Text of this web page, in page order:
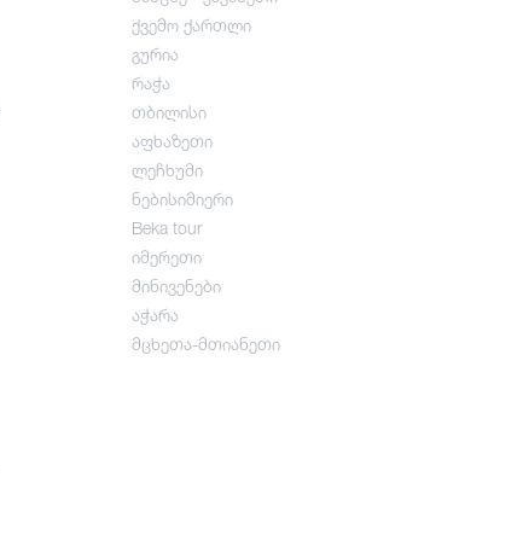
ქვემო ქართლი
გურია
რაჭა
თბილისი
აფხაზეთი
ლეჩხუმი
ნებისიმიერი
Beka tour
იმერეთი
მინივენები
აჭარა
მცხეთა-მთიანეთი